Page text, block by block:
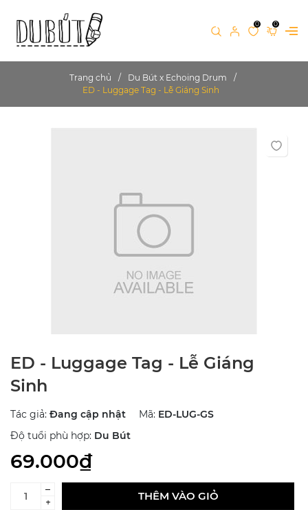
0 0
Trang chủ
Du Bút x Echoing Drum
ED - Luggage Tag - Lễ Giáng Sinh
ED - Luggage Tag - Lễ Giáng
Sinh
Tác giả: Đang cập nhật Mã: ED-LUG-GS
Độ tuổi phù hợp: Du Bút
69.000₫
–
+
THÊM VÀO GIỎ